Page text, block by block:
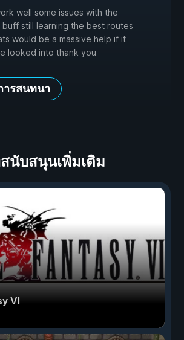
well some issues with the
buff still learning the best routes
would be a massive help if it
looked into thank you
ารสนทนา
นับสนุนเพิ่มเติม
VI